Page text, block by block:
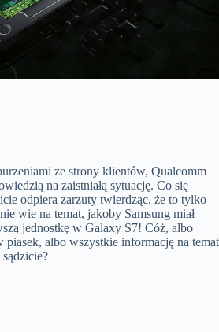
ze strony klientów, Qualcomm
na zaistniałą sytuację. Co się
odpiera zarzuty twierdząc, że to tylko
wie na temat, jakoby Samsung miał
jednostkę w Galaxy S7! Cóż, albo
piasek, albo wszystkie informację na temat